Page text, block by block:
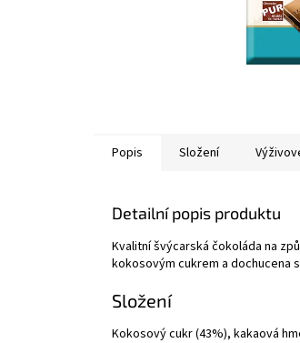
Popis Složení
Detailní popis produktu
Kvalitní švýcarská čokoláda na
kokosovým cukrem a dochucena
Složení
Kokosový cukr (43%), kakaová